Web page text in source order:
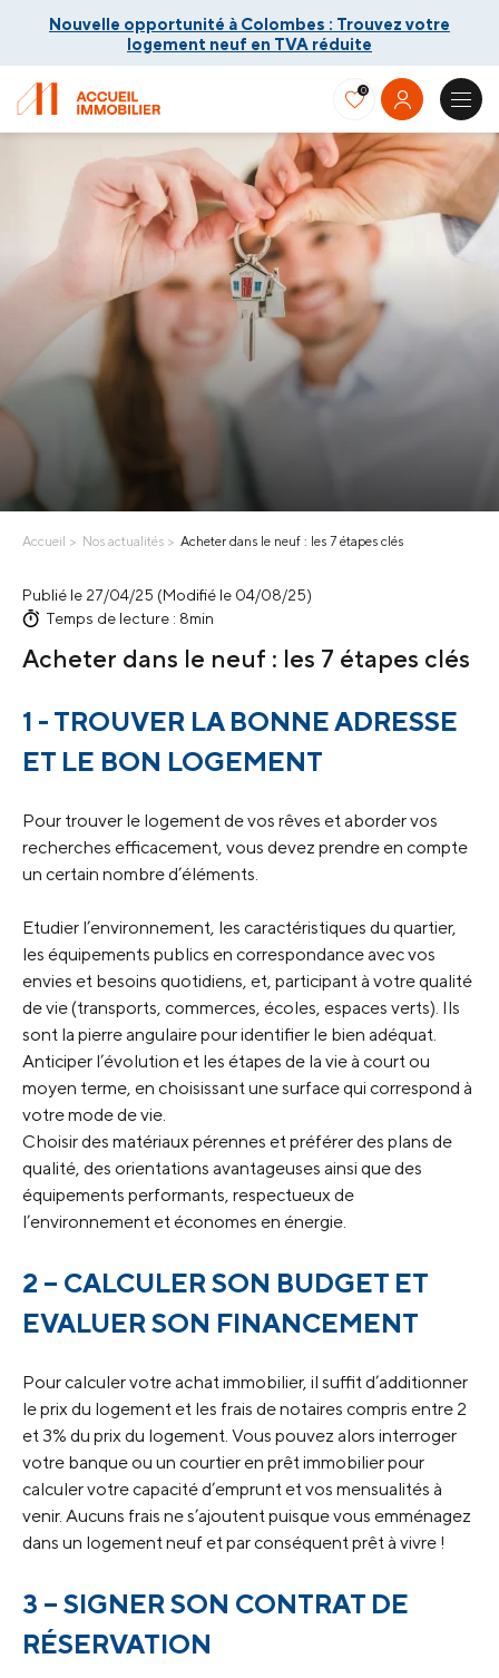
Nouvelle opportunité à Colombes : Trouvez votre
logement neuf en TVA réduite
Nouvelle opportunité à Colombes : Trouvez votre
logement neuf en TVA réduite
0
Accueil Nos actualités Acheter dans le neuf : les 7 étapes clés
Publié le 27/04/25 (Modifié le 04/08/25)
Temps de lecture : 8min
Acheter dans le neuf : les 7 étapes clés
1 - TROUVER LA BONNE ADRESSE
ET LE BON LOGEMENT
Pour trouver le logement de vos rêves et aborder vos
recherches efficacement, vous devez prendre en compte
un certain nombre d’éléments.
Etudier l’environnement, les caractéristiques du quartier,
les équipements publics en correspondance avec vos
envies et besoins quotidiens, et, participant à votre qualité
de vie (transports, commerces, écoles, espaces verts). Ils
sont la pierre angulaire pour identifier le bien adéquat.
Anticiper l’évolution et les étapes de la vie à court ou
moyen terme, en choisissant une surface qui correspond à
votre mode de vie.
Choisir des matériaux pérennes et préférer des plans de
qualité, des orientations avantageuses ainsi que des
équipements performants, respectueux de
l’environnement et économes en énergie.
2 – CALCULER SON BUDGET ET
EVALUER SON FINANCEMENT
Pour calculer votre achat immobilier, il suffit d’additionner
le prix du logement et les frais de notaires compris entre 2
et 3% du prix du logement. Vous pouvez alors interroger
votre banque ou un courtier en prêt immobilier pour
calculer votre capacité d’emprunt et vos mensualités à
venir. Aucuns frais ne s’ajoutent puisque vous emménagez
dans un logement neuf et par conséquent prêt à vivre !
3 – SIGNER SON CONTRAT DE
RÉSERVATION